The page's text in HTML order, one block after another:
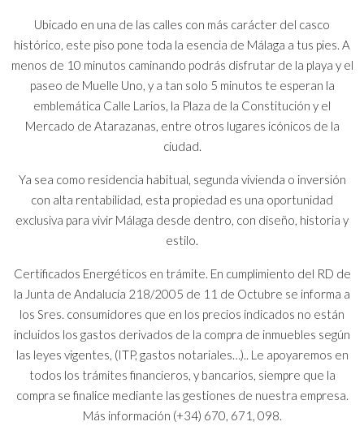
Ubicado en una de las calles con más carácter del casco
histórico, este piso pone toda la esencia de Málaga a tus pies. A
menos de 10 minutos caminando podrás disfrutar de la playa y el
paseo de Muelle Uno, y a tan solo 5 minutos te esperan la
emblemática Calle Larios, la Plaza de la Constitución y el
Mercado de Atarazanas, entre otros lugares icónicos de la
ciudad.
Ya sea como residencia habitual, segunda vivienda o inversión
con alta rentabilidad, esta propiedad es una oportunidad
exclusiva para vivir Málaga desde dentro, con diseño, historia y
estilo.
Certificados Energéticos en trámite. En cumplimiento del RD de
la Junta de Andalucía 218/2005 de 11 de Octubre se informa a
los Sres. consumidores que en los precios indicados no están
incluidos los gastos derivados de la compra de inmuebles según
las leyes vigentes, (ITP, gastos notariales…).. Le apoyaremos en
todos los trámites financieros, y bancarios, siempre que la
compra se finalice mediante las gestiones de nuestra empresa.
Más información (+34) 670, 671, 098.